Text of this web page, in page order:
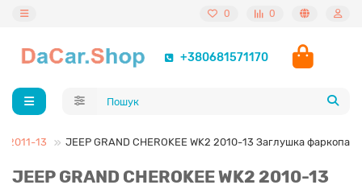
0 0
+380681571170
2011-13 JEEP GRAND CHEROKEE WK2 2010-13 Заглушка фаркопа
JEEP GRAND CHEROKEE WK2 2010-13